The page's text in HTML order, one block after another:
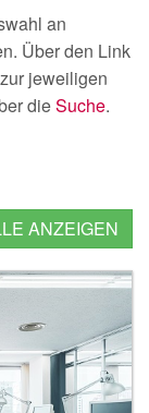
an
Über den Link
jeweiligen
dieSuche.
ANZEIGEN